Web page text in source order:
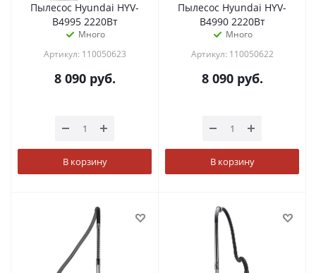
Пылесос Hyundai HYV-
B4995 2220Вт
Много
Артикул: 110050623
8 090руб.
В корзину
Пылесос Hyundai HYV-
B4990 2220Вт
Много
Артикул: 110050622
8 090руб.
В корзину